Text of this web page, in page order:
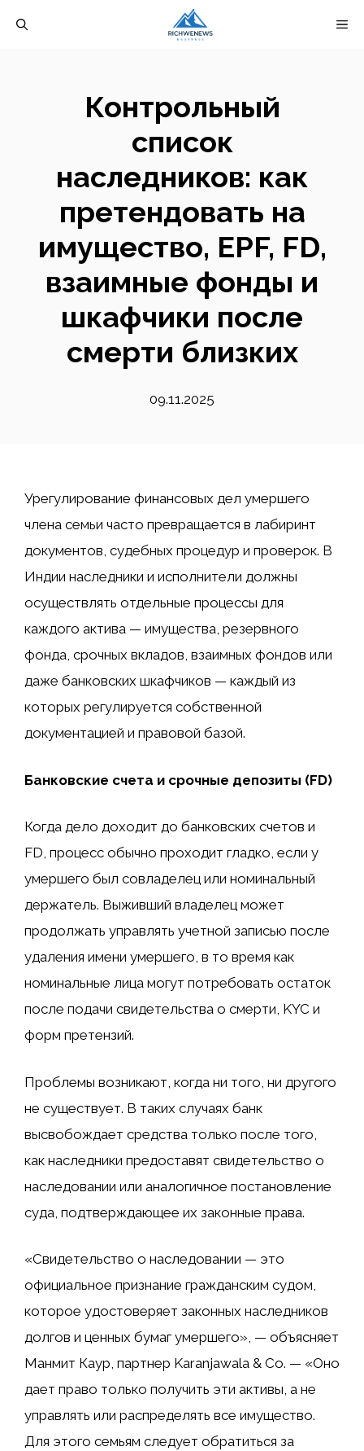
Контрольный
список
наследников: как
претендовать на
имущество, EPF, FD,
взаимные фонды и
шкафчики после
смерти близких
09.11.2025
Урегулирование финансовых дел умершего
члена семьи часто превращается в лабиринт
документов, судебных процедур и проверок. В
Индии наследники и исполнители должны
осуществлять отдельные процессы для
каждого актива — имущества, резервного
фонда, срочных вкладов, взаимных фондов или
даже банковских шкафчиков — каждый из
которых регулируется собственной
документацией и правовой базой.
Банковские счета и срочные депозиты (FD)
Когда дело доходит до банковских счетов и
FD, процесс обычно проходит гладко, если у
умершего был совладелец или номинальный
держатель. Выживший владелец может
продолжать управлять учетной записью после
удаления имени умершего, в то время как
номинальные лица могут потребовать остаток
после подачи свидетельства о смерти, KYC и
форм претензий.
Проблемы возникают, когда ни того, ни другого
не существует. В таких случаях банк
высвобождает средства только после того,
как наследники предоставят свидетельство о
наследовании или аналогичное постановление
суда, подтверждающее их законные права.
«Свидетельство о наследовании — это
официальное признание гражданским судом,
которое удостоверяет законных наследников
долгов и ценных бумаг умершего», — объясняет
Манмит Каур, партнер Karanjawala & Co. — «Оно
дает право только получить эти активы, а не
управлять или распределять все имущество.
Для этого семьям следует обратиться за